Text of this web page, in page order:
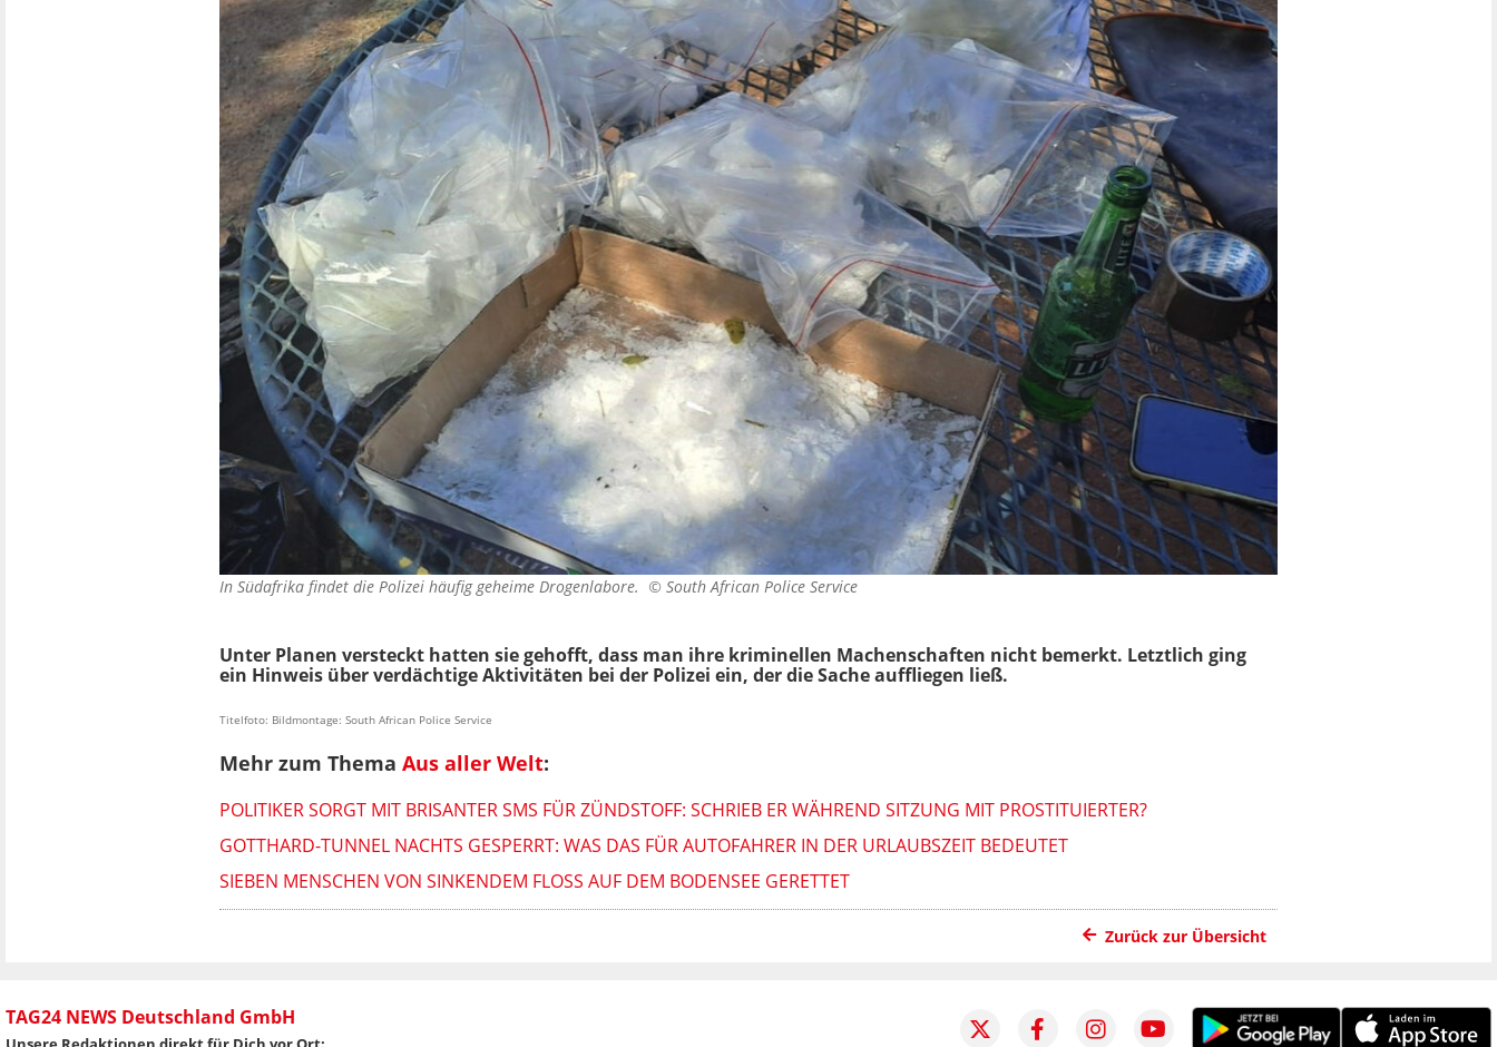
In Südafrika findet die Polizei häufig geheime Drogenlabore. © South African Police Service
Unter Planen versteckt hatten sie gehofft, dass man ihre kriminellen Machenschaften nicht bemerkt. Letztlich ging
ein Hinweis über verdächtige Aktivitäten bei der Polizei ein, der die Sache auffliegen ließ.
Titelfoto: Bildmontage: South African Police Service
Mehr zum Thema Aus aller Welt:
POLITIKER SORGT MIT BRISANTER SMS FÜR ZÜNDSTOFF: SCHRIEB ER WÄHREND SITZUNG MIT PROSTITUIERTER?
GOTTHARD-TUNNEL NACHTS GESPERRT: WAS DAS FÜR AUTOFAHRER IN DER URLAUBSZEIT BEDEUTET
SIEBEN MENSCHEN VON SINKENDEM FLOSS AUF DEM BODENSEE GERETTET
Zurück zur Übersicht
TAG24 NEWS Deutschland GmbH